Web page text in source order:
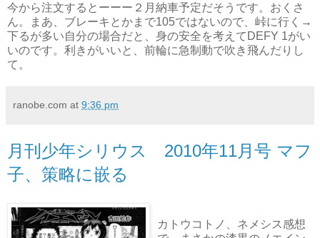
今から注文するとーーー２月納車予定だそうです。おくさ
ん。まあ、ブレーキとかまで105ではないので、峠に行く→
下るが多い自分の場合だと、身の安全を考えてDEFY 1がい
いのです。利きがいいと、前輪に急制動で吹き飛んだりし
て。
ranobe.com at 9:36 pm
月刊少年シリウス 2010年11月号 マフ
子、策略に嵌る
カトウコトノ、ネメシス感想